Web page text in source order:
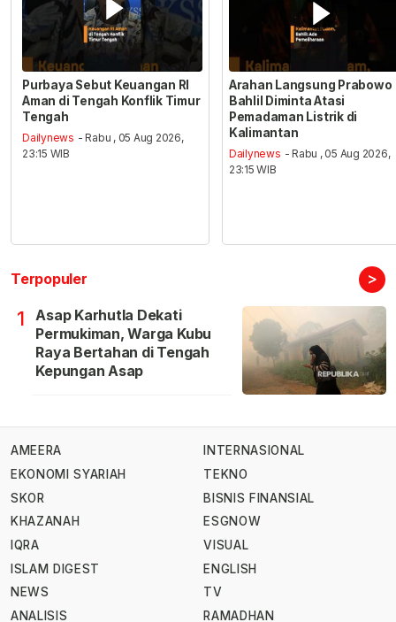
Purbaya Sebut Keuangan RI
Aman di Tengah Konflik Timur
Tengah
Dailynews - Rabu , 05 Aug 2026,
23:15 WIB
Arahan Langsung Prabowo
Bahlil Diminta Atasi
Pemadaman Listrik di
Kalimantan
Dailynews - Rabu , 05 Aug 2026,
23:15 WIB
Terpopuler >
1
Asap Karhutla Dekati
Permukiman, Warga Kubu
Raya Bertahan di Tengah
Kepungan Asap
AMEERA
EKONOMI SYARIAH
SKOR
KHAZANAH
IQRA
ISLAM DIGEST
NEWS
ANALISIS
INTERNASIONAL
TEKNO
BISNIS FINANSIAL
ESGNOW
VISUAL
ENGLISH
TV
RAMADHAN